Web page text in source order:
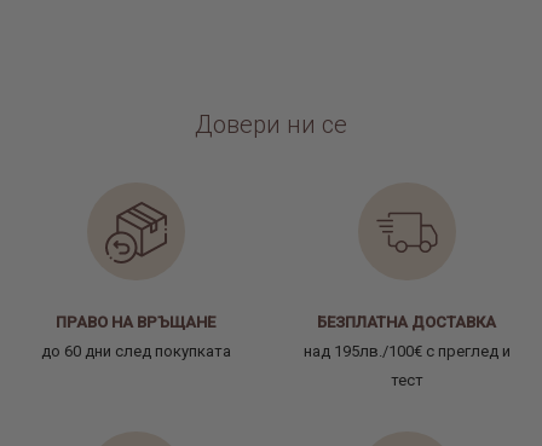
Довери ни се
ПРАВО НА ВРЪЩАНЕ
до 60 дни след покупката
БЕЗПЛАТНА ДОСТАВКА
над 195лв./100€ с преглед и
тест